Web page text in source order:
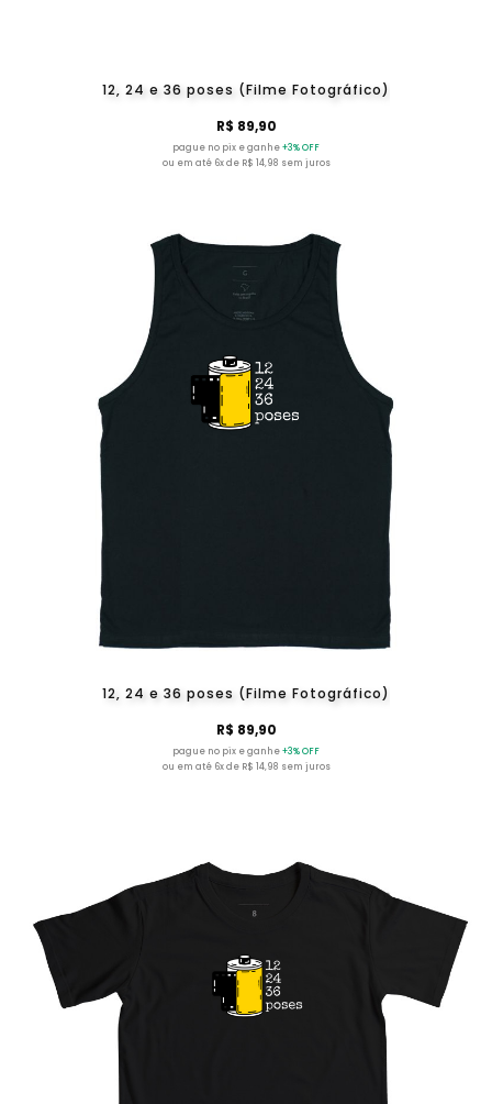
12, 24 e 36 poses (Filme Fotográfico)
R$ 89,90
pague no pix e ganhe+3% OFF
ou em até 6x de R$ 14,98 sem juros
12, 24 e 36 poses (Filme Fotográfico)
R$ 89,90
pague no pix e ganhe+3% OFF
ou em até 6x de R$ 14,98 sem juros